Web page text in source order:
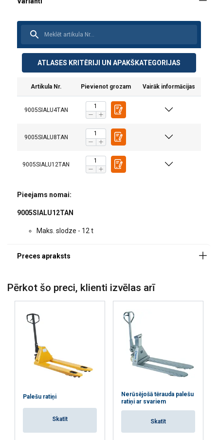
ATLASES KRITĒRIJI UN APAKŠKATEGORIJAS
Artikula Nr. Pievienot grozam Vairāk informācijas
9005SIALU4TAN
9005SIALU8TAN
9005SIALU12TAN
Pieejams nomai:
9005SIALU12TAN
Maks. slodze - 12 t
Iespējas:
Piezīme:
Pērkot šo preci, klienti izvēlas arī
Palešu ratiņi
Skatīt
Nerūsējošā tērauda palešu
ratiņi ar svariem
Skatīt